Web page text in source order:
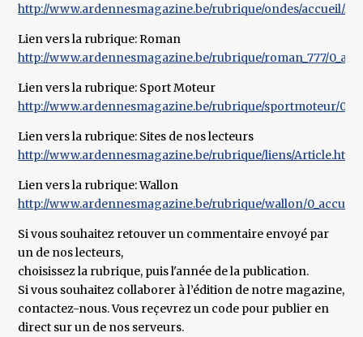
http://www.ardennesmagazine.be/rubrique/ondes/accueil/
Lien vers la rubrique: Roman
http://www.ardennesmagazine.be/rubrique/roman_777/
Lien vers la rubrique: Sport Moteur
http://www.ardennesmagazine.be/rubrique/sportmoteur/
Lien vers la rubrique: Sites de nos lecteurs
http://www.ardennesmagazine.be/rubrique/liens/Article.htm
Lien vers la rubrique: Wallon
http://www.ardennesmagazine.be/rubrique/wallon/
Si vous souhaitez retouver un commentaire envoyé par
un de nos lecteurs,
choisissez la rubrique, puis l'année de la publication.
Si vous souhaitez collaborer à l’édition de notre magazine,
contactez-nous. Vous reçevrez un code pour publier en
direct sur un de nos serveurs.